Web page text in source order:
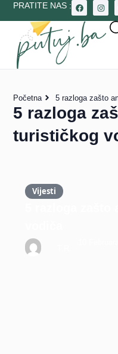
PRATITE NAS :
Početna 5 razloga zašto
5 razloga
turističkog
Vijesti